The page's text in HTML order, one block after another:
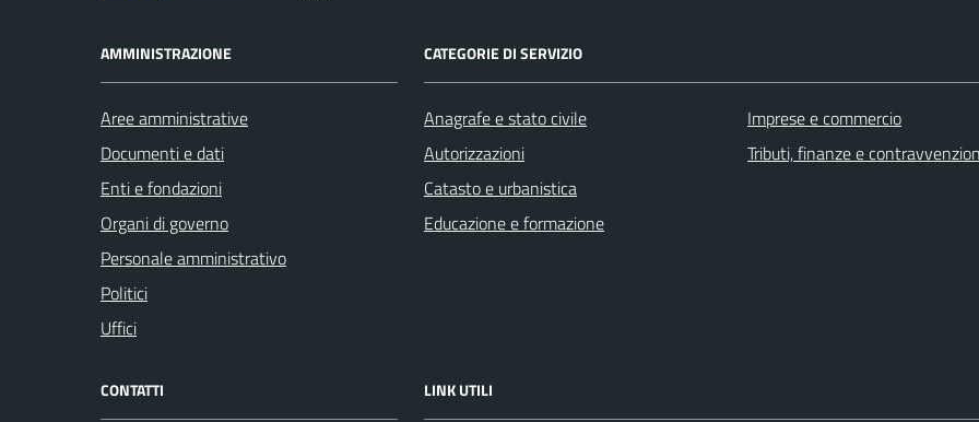
AMMINISTRAZIONE
Aree amministrative
Documenti e dati
Enti e fondazioni
Organi di governo
Personale amministrativo
Politici
Uffici
CATEGORIE DI SERVIZIO
Anagrafe e stato civile
Autorizzazioni
Catasto e urbanistica
Educazione e formazione
Imprese e commercio
Tributi, finanze e
CONTATTI LINK UTILI